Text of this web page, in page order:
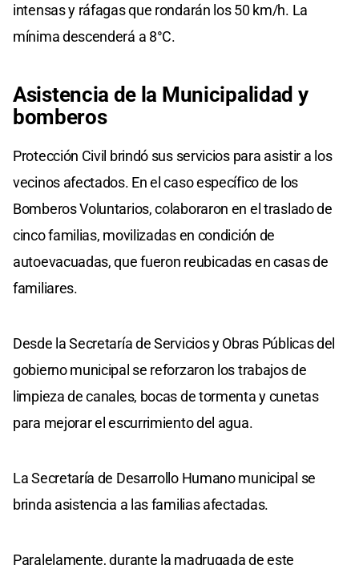
intensas y ráfagas que rondarán los 50 km/h. La
mínima descenderá a 8°C.
Asistencia de la Municipalidad y
bomberos
Protección Civil brindó sus servicios para asistir a los
vecinos afectados. En el caso específico de los
Bomberos Voluntarios, colaboraron en el traslado de
cinco familias, movilizadas en condición de
autoevacuadas, que fueron reubicadas en casas de
familiares.
Desde la Secretaría de Servicios y Obras Públicas del
gobierno municipal se reforzaron los trabajos de
limpieza de canales, bocas de tormenta y cunetas
para mejorar el escurrimiento del agua.
La Secretaría de Desarrollo Humano municipal se
brinda asistencia a las familias afectadas.
Paralelamente, durante la madrugada de este